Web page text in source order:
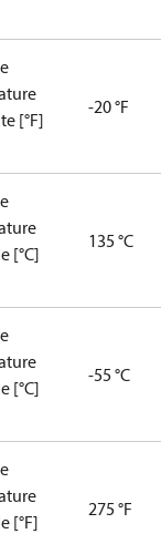
[°F]
-20 °F
[°C]
135 °C
[°C]
-55 °C
[°F]
275 °F